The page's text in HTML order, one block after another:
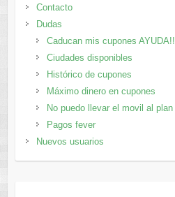
Contacto
Dudas
Caducan mis cupones AYUDA!!
Ciudades disponibles
Histórico de cupones
Máximo dinero en cupones
No puedo llevar el movil al plan
Pagos fever
Nuevos usuarios